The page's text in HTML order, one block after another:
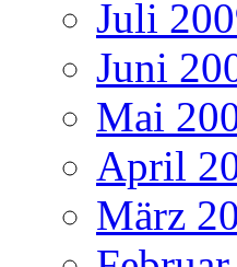
Juli
Juni
Mai
April
März